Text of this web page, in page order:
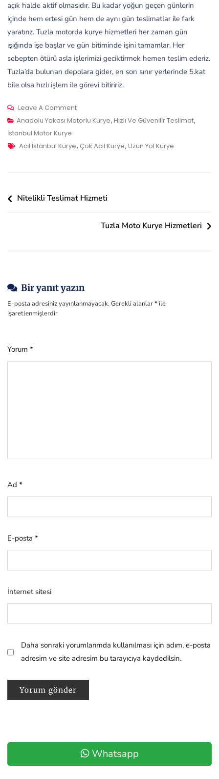
açık halde aktif olmasıdır. Bu kadar yoğun geçen günlerin
içinde hem ertesi gün hem de aynı gün teslimatlar ile fark
yaratırız. Tuzla motorda kurye hizmetleri her zaman gün
ışığında işe başlar ve gün bitiminde işini tamamlar. Her
sebepten ötürü asla işlerimizi geciktirmek hemen teslim ederiz.
Tuzla’da bulunan depolara gider, en son sınır yerlerinde 5.kat
bile olsa hızlı işlem ile görevi bitiririz.
Leave A CommentOn
Çekmeköy
Sürücü
Anadolu Yakası Motorlu Kurye, Hızlı Ve Güvenilir Teslimat,
İstanbul Motor Kurye
Tags
Acil İstanbul Kurye, Çok Acil Kurye, Uzun Yol Kurye
YazıNitelikli Teslimat Hizmeti
Tuzla Moto Kurye Hizmetleri
Bir yanıt yazın
E-posta adresiniz yayınlanmayacak.Gerekli alanlar* ile
işaretlenmişlerdir
Yorum *
Ad *
E-posta *
İnternet sitesi
Daha sonraki yorumlarımda kullanılması için adım, e-posta
adresim ve site adresim bu tarayıcıya kaydedilsin.
Whatsapp